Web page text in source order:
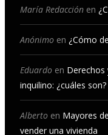
o
María Redacción en
Anónimo en ¿Cómo
Eduardo en Derechos
inquilino: ¿cuáles son?
Alberto en Mayores
vender una vivienda